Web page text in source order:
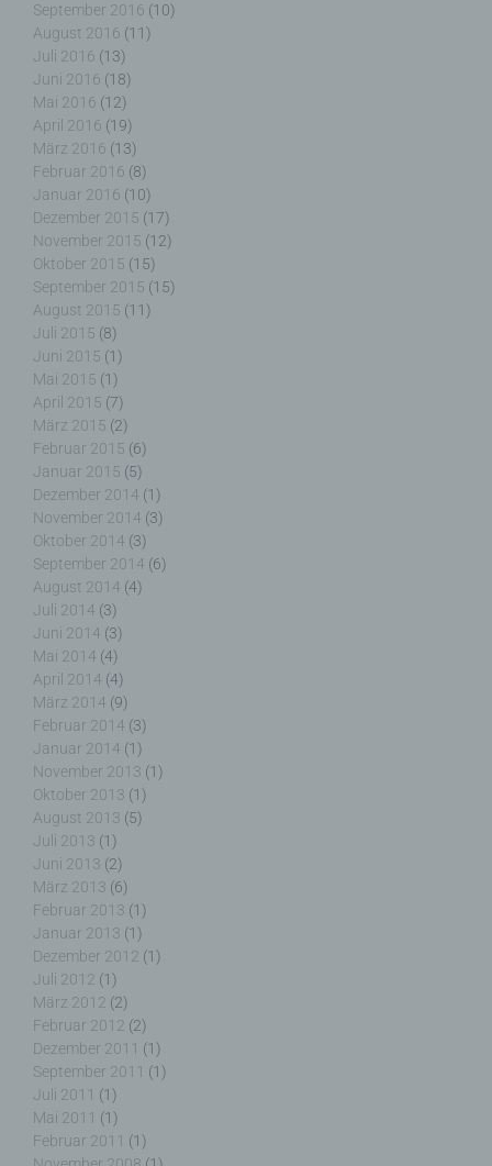
September 2016 (10)
August 2016 (11)
Juli 2016 (13)
Juni 2016 (18)
Mai 2016 (12)
April 2016 (19)
März 2016 (13)
Februar 2016 (8)
Januar 2016 (10)
Dezember 2015 (17)
November 2015 (12)
Oktober 2015 (15)
September 2015 (15)
August 2015 (11)
Juli 2015 (8)
Juni 2015 (1)
Mai 2015 (1)
April 2015 (7)
März 2015 (2)
Februar 2015 (6)
Januar 2015 (5)
Dezember 2014 (1)
November 2014 (3)
Oktober 2014 (3)
September 2014 (6)
August 2014 (4)
Juli 2014 (3)
Juni 2014 (3)
Mai 2014 (4)
April 2014 (4)
März 2014 (9)
Februar 2014 (3)
Januar 2014 (1)
November 2013 (1)
Oktober 2013 (1)
August 2013 (5)
Juli 2013 (1)
Juni 2013 (2)
März 2013 (6)
Februar 2013 (1)
Januar 2013 (1)
Dezember 2012 (1)
Juli 2012 (1)
März 2012 (2)
Februar 2012 (2)
Dezember 2011 (1)
September 2011 (1)
Juli 2011 (1)
Mai 2011 (1)
Februar 2011 (1)
Wolfgang Behling
Karwendelstraße 9
82499 Wallgau
Deutschland
E-Mail: wolfgang.behling@t-online.de
Cookies / SessionStorage / LocalStorage
Die Internetseiten verwenden teilweise so
genannte Cookies, LocalStorage und
SessionStorage. Dies dient dazu, unser Angebot
nutzerfreundlicher, effektiver und sicherer zu
machen. Local Storage und SessionStorage ist
eine Technologie, mit welcher ihr Browser Daten
auf Ihrem Computer oder mobilen Gerät
abspeichert. Cookies sind Textdateien, welche
über einen Internetbrowser auf einem
Computersystem abgelegt und gespeichert
werden. Sie können die Verwendung von Cookies,
LocalStorage und SessionStorage durch
entsprechende Einstellung in Ihrem Browser
verhindern.
Zahlreiche Internetseiten und Server verwenden
Cookies. Viele Cookies enthalten eine sogenannte
Cookie-ID. Eine Cookie-ID ist eine eindeutige
Kennung des Cookies. Sie besteht aus einer
Zeichenfolge, durch welche Internetseiten und
Server dem konkreten Internetbrowser zugeordnet
werden können, in dem das Cookie gespeichert
wurde. Dies ermöglicht es den besuchten
Internetseiten und Servern, den individuellen
Browser der betroffenen Person von anderen
Internetbrowsern, die andere Cookies enthalten,
zu unterscheiden. Ein bestimmter Internetbrowser
kann über die eindeutige Cookie-ID wiedererkannt
und identifiziert werden.
Durch den Einsatz von Cookies kann den Nutzern
dieser Internetseite nutzerfreundlichere Services
bereitstellen, die ohne die Cookie-Setzung nicht
möglich wären.
Mittels eines Cookies können die Informationen
und Angebote auf unserer Internetseite im Sinne
des Benutzers optimiert werden. Cookies
ermöglichen uns, wie bereits erwähnt, die